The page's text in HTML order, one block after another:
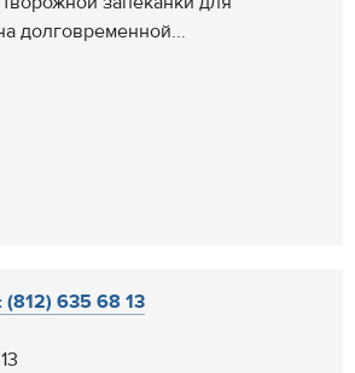
долговременной...
635 68 13